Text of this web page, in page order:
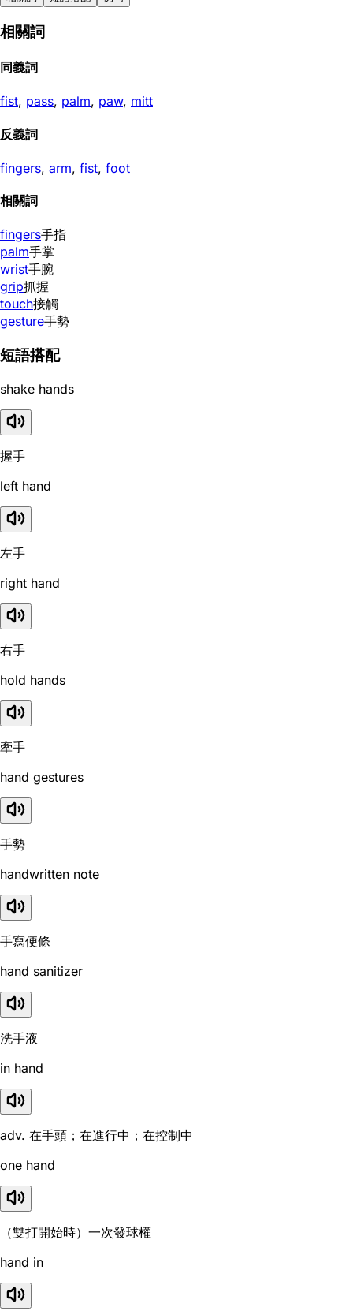
相關詞
同義詞
fist, pass, palm, paw, mitt
反義詞
fingers, arm, fist, foot
相關詞
fingers手指
palm手掌
wrist手腕
grip抓握
touch接觸
gesture手勢
短語搭配
shake hands
握手
left hand
左手
right hand
右手
hold hands
牽手
hand gestures
手勢
handwritten note
手寫便條
hand sanitizer
洗手液
in hand
adv. 在手頭；在進行中；在控制中
one hand
（雙打開始時）一次發球權
hand in